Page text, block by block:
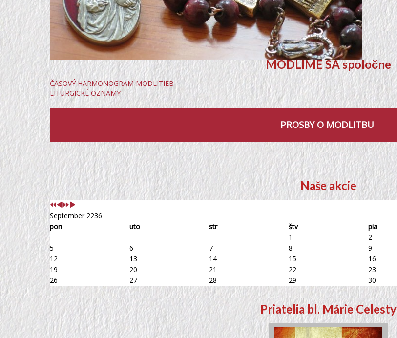
MODLIME SA spoločne
ČASOVÝ HARMONOGRAM MODLITIEB
LITURGICKÉ OZNAMY
PROSBY O MODLITBU
Naše akcie
Predchádzajúci
rok
Predchádzajúci
mesiac
Nasledujúci
rok
Nasledujúci
mesiac
September 2236
pon
uto str štv pia
1
2
5
6 7 8 9
12
13 14 15 16
19
20 21 22 23
26
27 28 29 30
Priatelia bl. Márie Celesty